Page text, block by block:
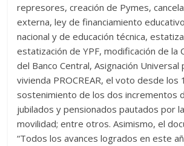
represores, creación de Pymes,
externa, ley de financiamiento
nacional y de educación técnica,
estatización de YPF, modificación de la
del Banco Central, Asignación
vivienda PROCREAR, el voto desde los
sostenimiento de los dos incrementos
jubilados y pensionados pautados por
movilidad; entre otros. Asimismo, el
“Todos los avances logrados en este